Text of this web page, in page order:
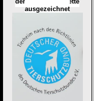
ausgezeichnet